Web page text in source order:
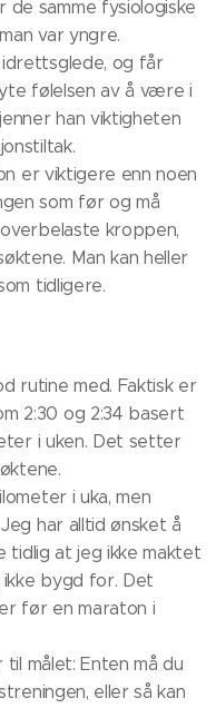
samme fysiologiske
var yngre.
idrettsglede, og får
følelsen av å være i
han viktigheten
er viktigere enn noen
som før og må
kroppen,
Man kan heller
tidligere.
rutine med. Faktisk er
2:30 og 2:34 basert
i uken. Det setter
i uka, men
har alltid ønsket å
tidlig at jeg ikke maktet
bygd for. Det
før en maraton i
målet: Enten må du
eller så kan